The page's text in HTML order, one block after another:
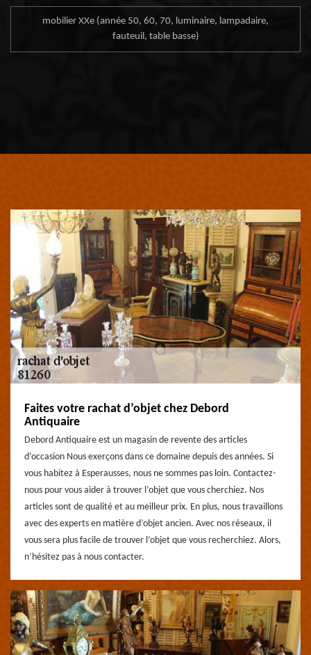
mobilier XXe (année 50, 60, 70, luminaire, lampadaire,
fauteuil, table basse)
Faites votre rachat d’objet chez Debord
Antiquaire
Debord Antiquaire est un magasin de revente des articles
d’occasion Nous exerçons dans ce domaine depuis des années. Si
vous habitez à Esperausses, nous ne sommes pas loin. Contactez-
nous pour vous aider à trouver l’objet que vous cherchiez. Nos
articles sont de qualité et au meilleur prix. En plus, nous travaillons
avec des experts en matière d’objet ancien. Avec nos réseaux, il
vous sera plus facile de trouver l’objet que vous recherchiez. Alors,
n’hésitez pas à nous contacter.